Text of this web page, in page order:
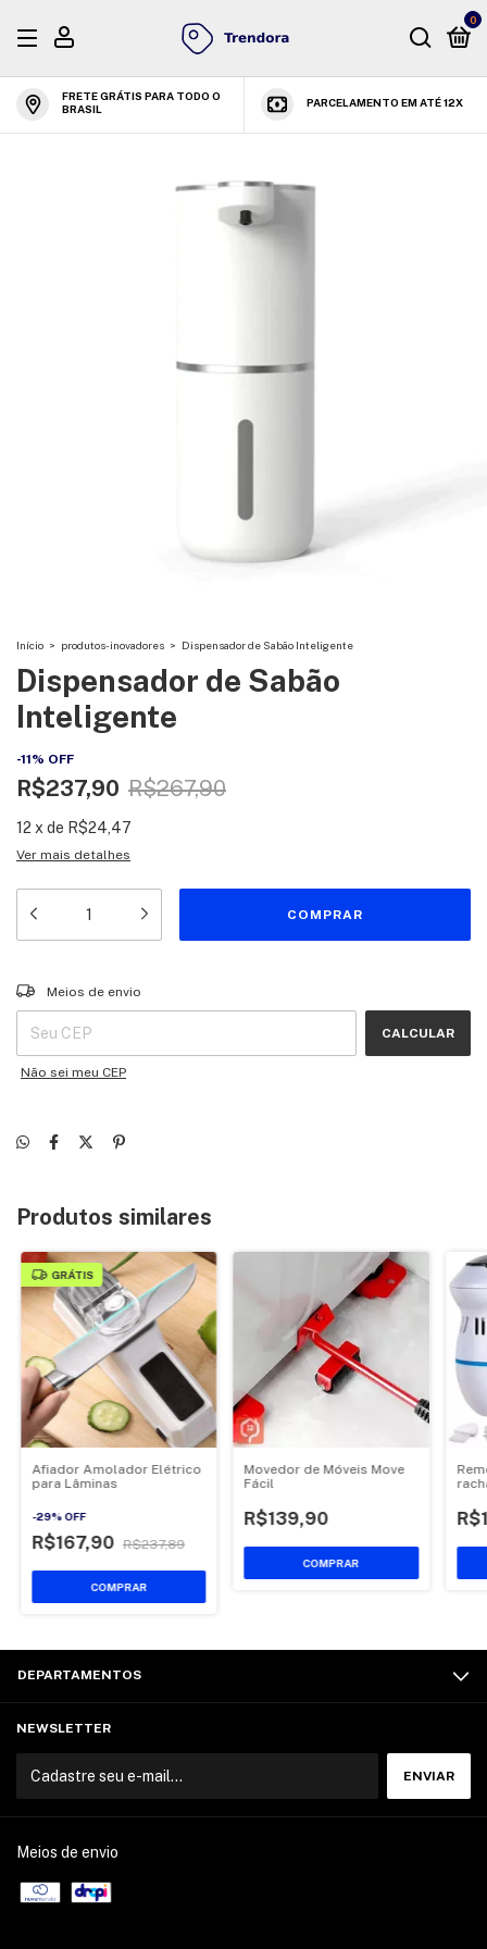
0
FRETE GRÁTIS PARA TODO O
BRASIL
PARCELAMENTO EM ATÉ 12X
Início > produtos-inovadores > Dispensador de Sabão Inteligente
Dispensador de Sabão
Inteligente
-11% OFF
R$237,90 R$267,90
12 x de R$24,47
Ver mais detalhes
Entregas para o CEP:
Meios de envio
CALCULAR
Não sei meu CEP
Produtos similares
GRÁTIS
Afiador Amolador Elétrico
para Lâminas
-29%OFF
R$167,90 R$237,89
Movedor de Móveis Move
Fácil
R$139,90
COMPRAR
DEPARTAMENTOS
NEWSLETTER
Meios de envio